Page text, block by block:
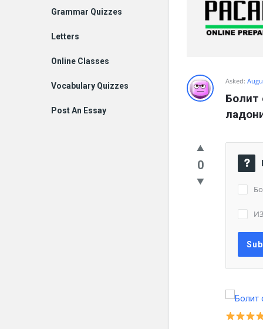
Asked:
Болит
0
Grammar Quizzes
Letters
Online Classes
Vocabulary Quizzes
Post An Essay